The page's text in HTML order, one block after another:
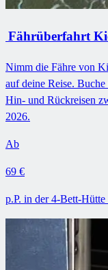
Fährüberfahrt
Nimm die Fähre von
auf deine Reise.
Hin- und Rückreisen
2026.
Ab
69 €
p.P. in der 4-Bett-